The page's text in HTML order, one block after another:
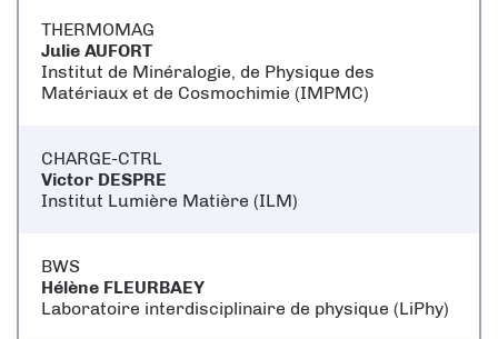
THERMOMAG
Julie AUFORT
Institut de Minéralogie, de Physique des
Matériaux et de Cosmochimie (IMPMC)
CHARGE-CTRL
Victor DESPRE
Institut Lumière Matière (ILM)
BWS
Hélène FLEURBAEY
Laboratoire interdisciplinaire de physique (LiPhy)